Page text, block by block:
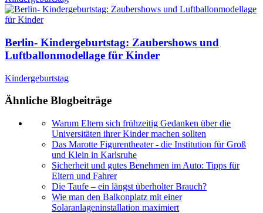
Berlin- Kindergeburtstag: Zaubershows und
Luftballonmodellage für Kinder
Kindergeburtstag
Ähnliche Blogbeiträge
Warum Eltern sich frühzeitig Gedanken über die
Universitäten ihrer Kinder machen sollten
Das Marotte Figurentheater - die Institution für Groß
und Klein in Karlsruhe
Sicherheit und gutes Benehmen im Auto: Tipps für
Eltern und Fahrer
Die Taufe – ein längst überholter Brauch?
Wie man den Balkonplatz mit einer
Solaranlageninstallation maximiert